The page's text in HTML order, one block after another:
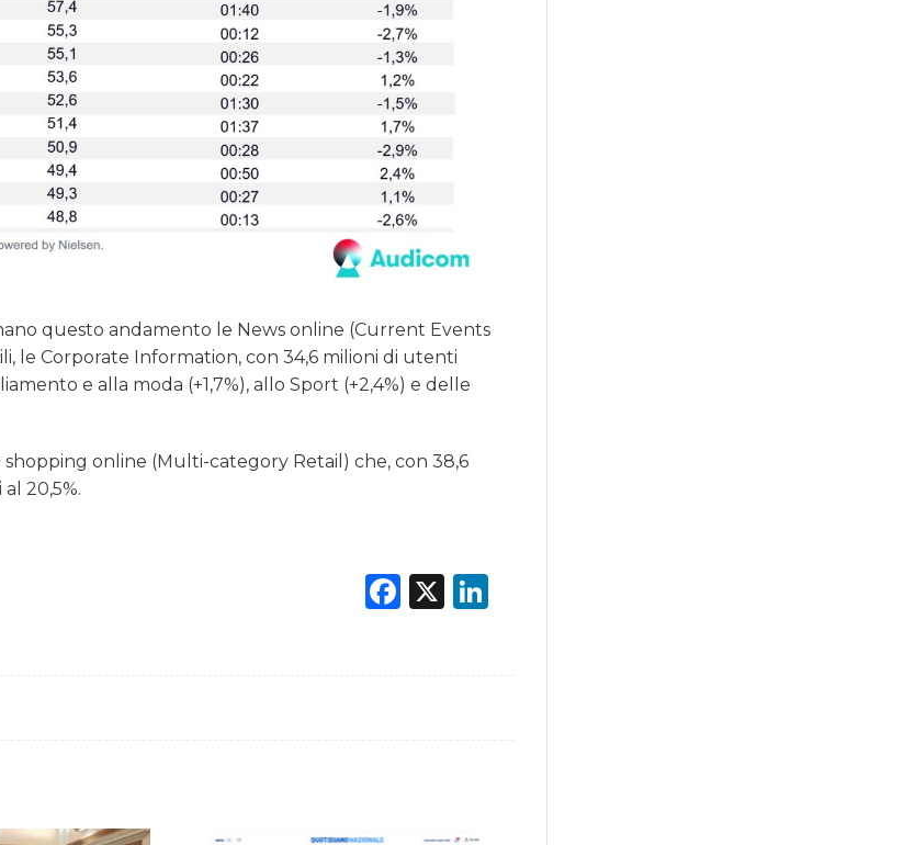
questo andamento le News online (Current Events
le Corporate Information, con 34,6 milioni di utenti
e alla moda (+1,7%), allo Sport (+2,4%) e delle
online (Multi-category Retail) che, con 38,6
20,5%.
Facebook
X LinkedIn